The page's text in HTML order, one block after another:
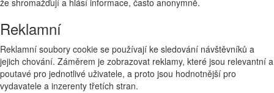
že shromažďují a hlásí informace, často anonymně.
Reklamní
Reklamní soubory cookie se používají ke sledování návštěvníků a
jejich chování. Záměrem je zobrazovat reklamy, které jsou relevantní a
poutavé pro jednotlivé uživatele, a proto jsou hodnotnější pro
vydavatele a inzerenty třetích stran.